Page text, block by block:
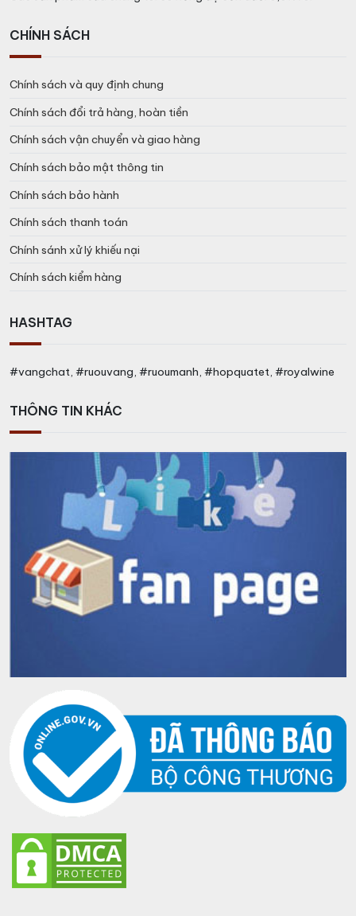
CHÍNH SÁCH
Chính sách và quy định chung
Chính sách đổi trả hàng, hoàn tiền
Chính sách vận chuyển và giao hàng
Chính sách bảo mật thông tin
Chính sách bảo hành
Chính sách thanh toán
Chính sánh xử lý khiếu nại
Chính sách kiểm hàng
HASHTAG
#vangchat, #ruouvang, #ruoumanh, #hopquatet, #royalwine
THÔNG TIN KHÁC